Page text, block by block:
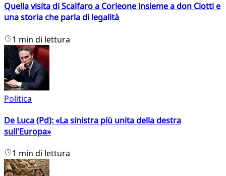
Quella visita di Scalfaro a Corleone insieme a don Ciotti e
una storia che parla di legalità
1 min di lettura
Politica
De Luca (Pd): «La sinistra più unita della destra
sull'Europa»
1 min di lettura